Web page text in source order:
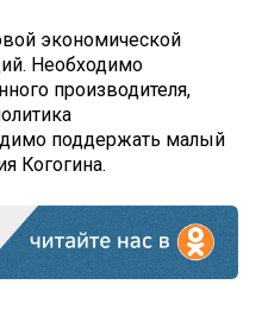
экономической
Необходимо
производителя,
поддержать малый
Когогина.